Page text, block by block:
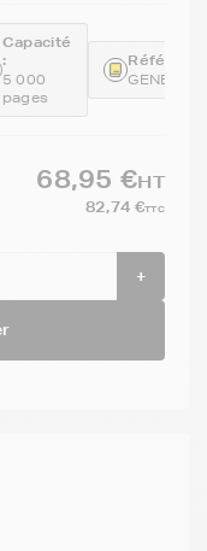
Capacité
:
5 000
pages
68,95 €HT
82,74 €TTC
+